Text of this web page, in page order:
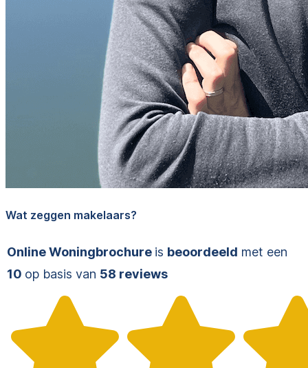
Wat zeggen makelaars?
Online Woningbrochure is beoordeeld met een
10 op basis van 58 reviews